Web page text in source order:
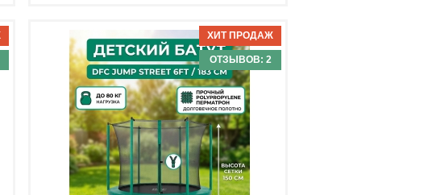
Мощность двигателя: 0
Регулировка угла наклона: нет
Доставка:БЕСПЛАТНО, 2-3 дня
ОТЗЫВОВ: 2